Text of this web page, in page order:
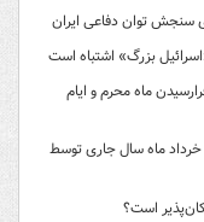
سنجش توان دفاعی ایران
بزرگ» اشتباه است
ماه محرم و ایام
در خرداد ماه سال جاری توسط
است؟